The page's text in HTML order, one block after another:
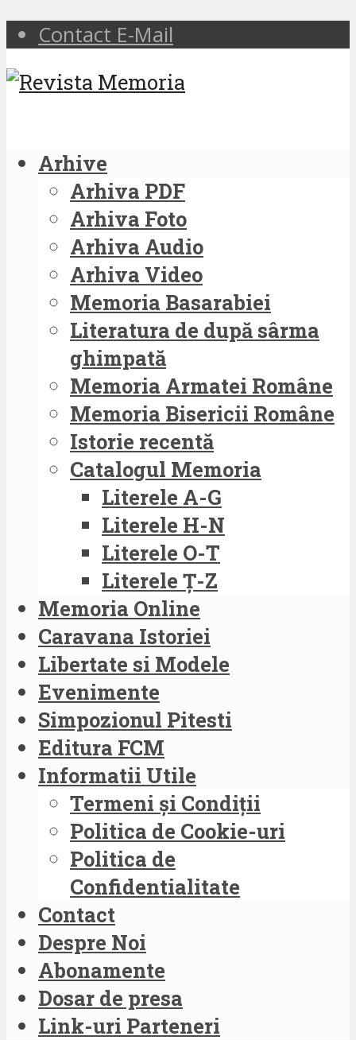
Contact E-Mail
Arhive
Arhiva PDF
Arhiva Foto
Arhiva Audio
Arhiva Video
Memoria Basarabiei
Literatura de după sârma
ghimpată
Memoria Armatei Române
Memoria Bisericii Române
Istorie recentă
Catalogul Memoria
Literele A-G
Literele H-N
Literele O-T
Literele Ț-Z
Memoria Online
Caravana Istoriei
Libertate si Modele
Evenimente
Simpozionul Pitesti
Editura FCM
Informatii Utile
Termeni și Condiții
Politica de Cookie-uri
Politica de
Confidentialitate
Contact
Despre Noi
Abonamente
Dosar de presa
Link-uri Parteneri